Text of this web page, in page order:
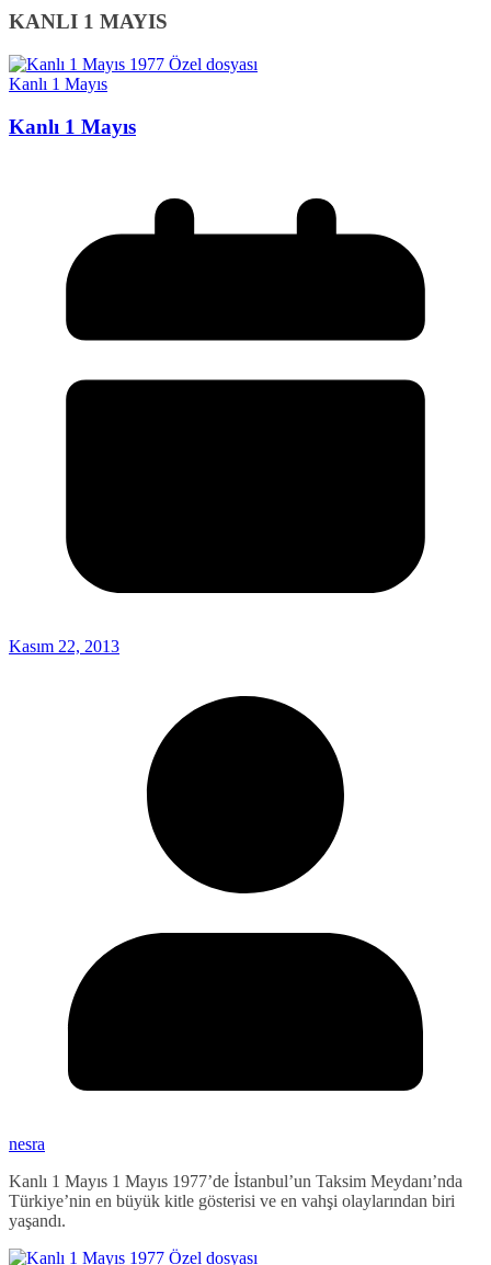
KANLI 1 MAYIS
Kanlı 1 Mayıs
Kanlı 1 Mayıs
Kasım 22, 2013
nesra
Kanlı 1 Mayıs 1 Mayıs 1977’de İstanbul’un Taksim Meydanı’nda
Türkiye’nin en büyük kitle gösterisi ve en vahşi olaylarından biri
yaşandı.